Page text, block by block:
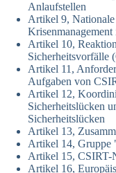
Anlaufstellen
Artikel 9,
Artikel 10,
Sicherheitsvorfälle
Artikel 11,
Aufgaben von
Artikel 12,
Sicherheitslücken
Sicherheitslücken
Artikel 13,
Artikel 14, Gruppe
Artikel 15, CSIRT-
Artikel 16,